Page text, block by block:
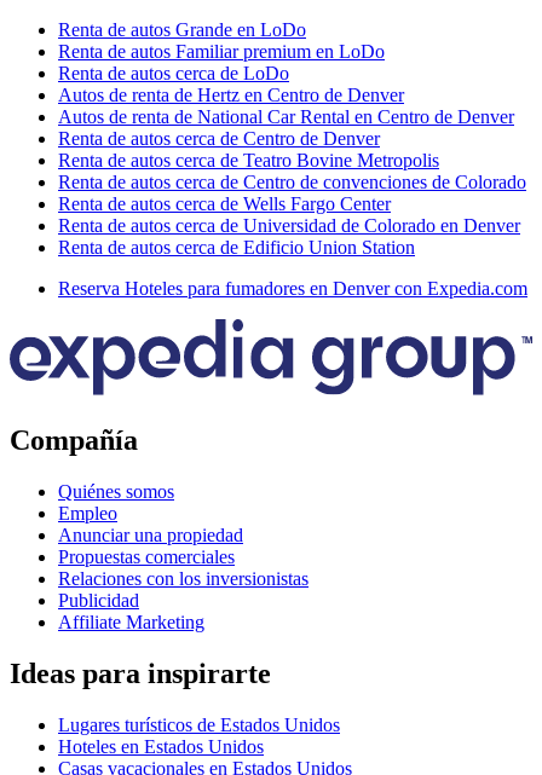
Renta de autos Grande en LoDo
Renta de autos Familiar premium en LoDo
Renta de autos cerca de LoDo
Autos de renta de Hertz en Centro de Denver
Autos de renta de National Car Rental en Centro de Denver
Renta de autos cerca de Centro de Denver
Renta de autos cerca de Teatro Bovine Metropolis
Renta de autos cerca de Centro de convenciones de Colorado
Renta de autos cerca de Wells Fargo Center
Renta de autos cerca de Universidad de Colorado en Denver
Renta de autos cerca de Edificio Union Station
Reserva Hoteles para fumadores en Denver con Expedia.com
Compañía
Quiénes somos
Empleo
Anunciar una propiedad
Propuestas comerciales
Relaciones con los inversionistas
Publicidad
Affiliate Marketing
Ideas para inspirarte
Lugares turísticos de Estados Unidos
Hoteles en Estados Unidos
Casas vacacionales en Estados Unidos